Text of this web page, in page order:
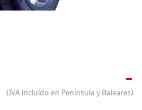
-
(IVA incluído en Península y Baleares)